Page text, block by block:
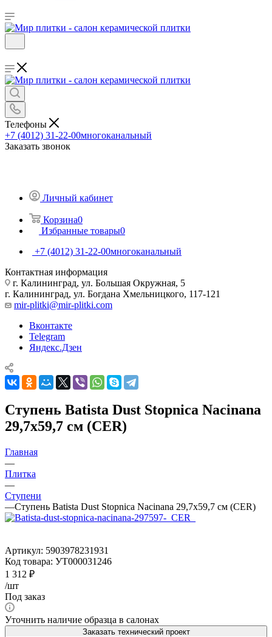
Телефоны
+7 (4012) 31-22-00многоканальный
Заказать звонок
Личный кабинет
Корзина0
Избранные товары0
+7 (4012) 31-22-00многоканальный
Контактная информация
г. Калининград, ул. Большая Окружная, 5
г. Калининград, ул. Богдана Хмельницкого, 117-121
mir-plitki@mir-plitki.com
Вконтакте
Telegram
Яндекс.Дзен
Ступень Batista Dust Stopnica Nacinana
29,7x59,7 см (CER)
Главная
—
Плитка
—
Ступени
—Ступень Batista Dust Stopnica Nacinana 29,7x59,7 см (CER)
Артикул: 5903978231931
Код товара: УТ000031246
1 312 ₽
/шт
Под заказ
Уточнить наличие образца в салонах
Заказать технический проект